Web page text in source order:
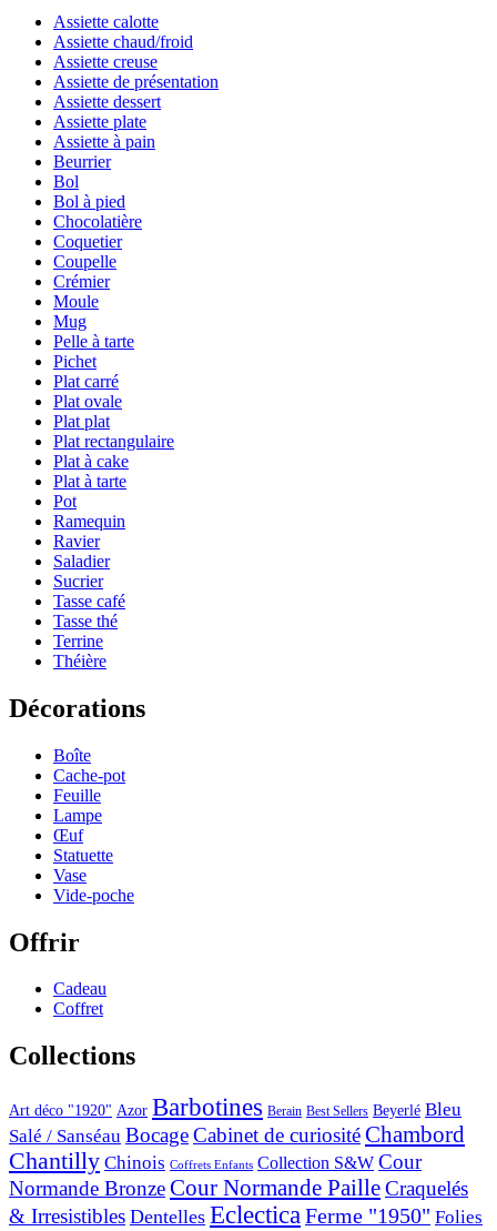
Assiette calotte
Assiette chaud/froid
Assiette creuse
Assiette de présentation
Assiette dessert
Assiette plate
Assiette à pain
Beurrier
Bol
Bol à pied
Chocolatière
Coquetier
Coupelle
Crémier
Moule
Mug
Pelle à tarte
Pichet
Plat carré
Plat ovale
Plat plat
Plat rectangulaire
Plat à cake
Plat à tarte
Pot
Ramequin
Ravier
Saladier
Sucrier
Tasse café
Tasse thé
Terrine
Théière
Décorations
Boîte
Cache-pot
Feuille
Lampe
Œuf
Statuette
Vase
Vide-poche
Offrir
Cadeau
Coffret
Collections
Art déco "1920" Azor Barbotines Berain Best Sellers Beyerlé Bleu
Salé / Sanséau BocageCabinet de curiositéChambord
Chantilly Chinois Coffrets Enfants Collection S&W Cour
Normande BronzeCour Normande PailleCraquelés
& Irresistibles Dentelles EclecticaFerme "1950" Folies